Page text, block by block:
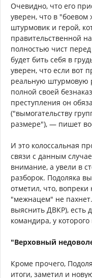
Очевидно, что его
уверен, что в
штурмовик и герой,
правительственной
полностью чист
будет бить себя в
уверен, что если вот
реальную штурмовую
полной своей
преступления он
("вымогательству
размере"), — пишет
И это колоссальная
связи с данным
внимание, а увели в
разборок. Подоляка
отметил, что,
"межнацем" не
выяснить ДВКР), есть
командира, у
"Верховный
Кроме прочего,
итоги, заметил и